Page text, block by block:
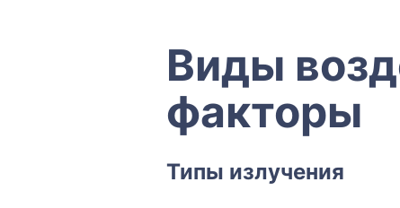
Виды
факторы
Типы излучения